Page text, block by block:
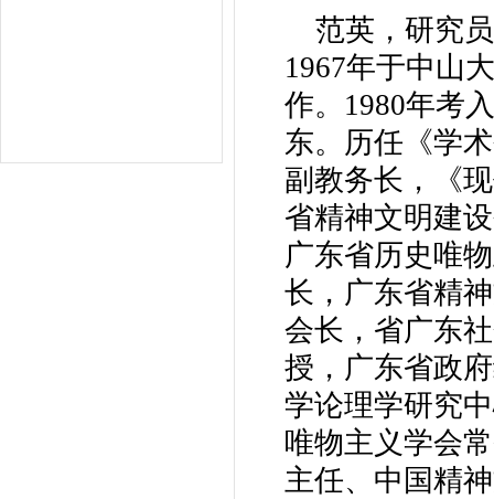
范英，研究员
1967年于中山
作。1980年考
东。历任《学
副教务长，《
省精神文明建
广东省历史唯
长，广东省精
会长，省广东
授，广东省政
学论理学研究
唯物主义学会
主任、中国精